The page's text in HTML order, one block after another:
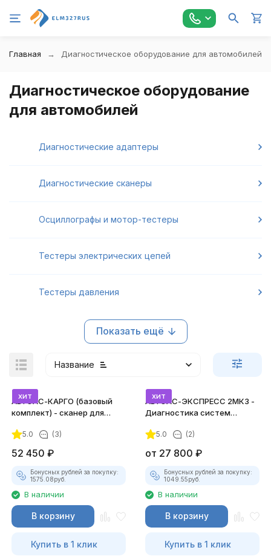
Главная Диагностическое оборудование для автомобилей
Диагностическое оборудование
для автомобилей
Диагностические адаптеры
Диагностические сканеры
Осциллографы и мотор-тестеры
Тестеры электрических цепей
Тестеры давления
Показать ещё
Название
хит
АВТОАС-КАРГО (базовый
комплект) - сканер для
спецтехники
5.0 (3)
52 450 ₽
Бонусных рублей за покупку:
1575.08руб.
В наличии
В корзину
Купить в 1 клик
хит
АВТОАС-ЭКСПРЕСС 2МК3 -
Диагностика систем
5.0 (2)
от 27 800 ₽
Бонусных рублей за покупку:
1049.55руб.
В наличии
В корзину
Купить в 1 клик